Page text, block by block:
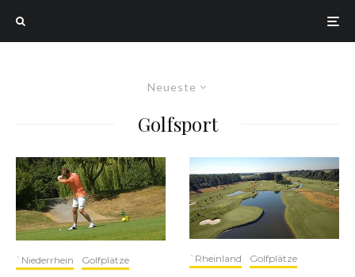
Neueste
Golfsport
`Niederrhein Golfplätze `Rheinland Golfplätze